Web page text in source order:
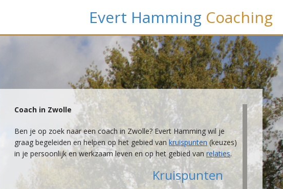
Evert Hamming Coaching
Coach in Zwolle
Ben je op zoek naar een coach in Zwolle? Evert Hamming wil je
graag begeleiden en helpen op het gebied van kruispunten (keuzes)
in je persoonlijk en werkzaam leven en op het gebied van relaties.
Kruispunten